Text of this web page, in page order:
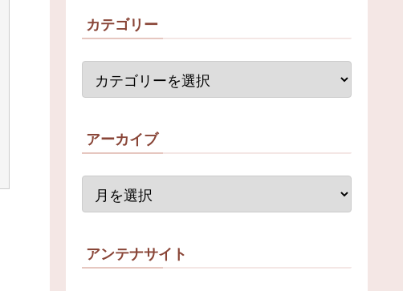
カテゴリー
アーカイブ
アンテナサイト